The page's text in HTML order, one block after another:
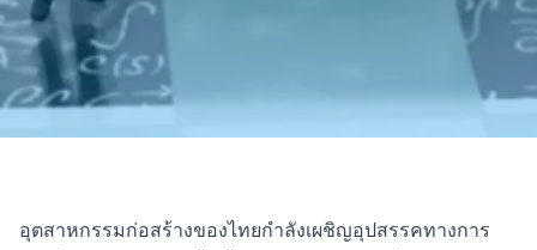
อุตสาหกรรมก่อสร้างของไทยกำลังเผชิญอุปสรรคทางการ